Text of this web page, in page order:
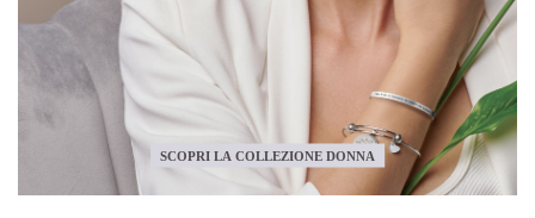
SCOPRI LA COLLEZIONE DONNA